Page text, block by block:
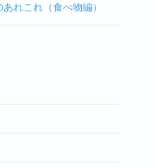
れこれ（食べ物編）